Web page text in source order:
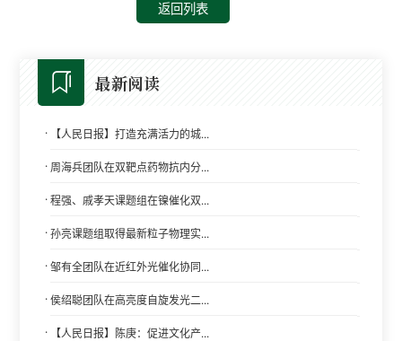
返回列表
最新阅读
· 【人民日报】打造充满活力的城...
· 周海兵团队在双靶点药物抗内分...
· 程强、戚孝天课题组在镍催化双...
· 孙亮课题组取得最新粒子物理实...
· 邹有全团队在近红外光催化协同...
· 侯绍聪团队在高亮度自旋发光二...
· 【人民日报】陈庚：促进文化产...